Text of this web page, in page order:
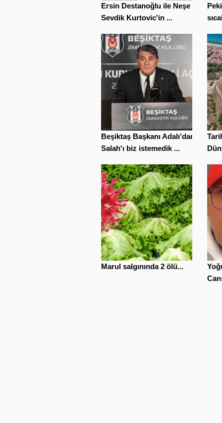
Ersin Destanoğlu ile Neşe
Sevdik Kurtovic'in ...
Beşiktaş Başkanı Adalı'dan
Salah'ı biz istemedik ...
Marul salgınında 2 ölü...